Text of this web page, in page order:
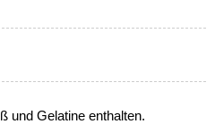
und Gelatine enthalten.